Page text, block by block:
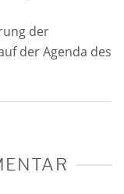
der
der Agenda des